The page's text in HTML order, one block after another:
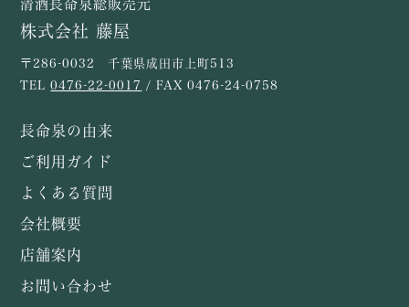
清酒長命泉総販売元
株式会社 藤屋
〒286-0032 千葉県成田市上町513
TEL0476-22-0017 / FAX 0476-24-0758
長命泉の由来
ご利用ガイド
よくある質問
会社概要
店舗案内
お問い合わせ